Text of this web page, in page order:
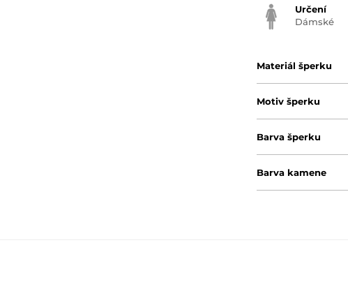
Určení
Dámské
Materiál šperku
Motiv šperku
Barva šperku
Barva kamene